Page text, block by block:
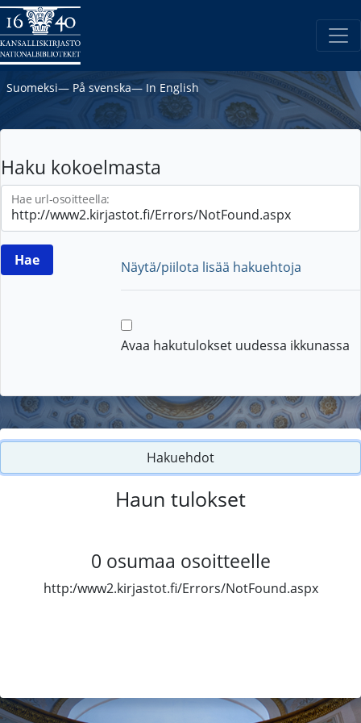
Suomeksi― På svenska― In English
Haku kokoelmasta
Hae url-osoitteella:
Näytä/piilota lisää hakuehtoja
Avaa hakutulokset uudessa ikkunassa
Hakuehdot
Haun tulokset
0 osumaa osoitteelle
http:/www2.kirjastot.fi/Errors/NotFound.aspx